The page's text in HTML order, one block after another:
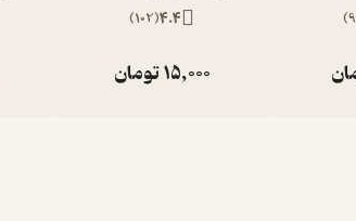
)
4.4
(
102
)
15,000تومان